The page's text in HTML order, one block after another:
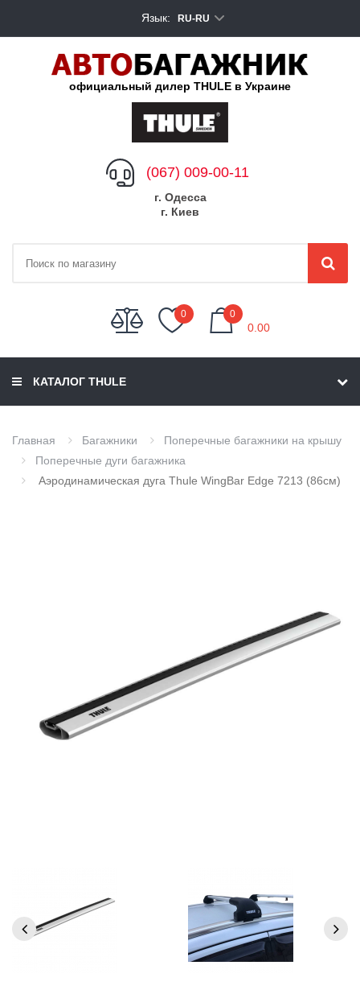
Язык: RU-RU
официальный дилер THULE в Украине
(067) 009-00-11
г. Одесса
г. Киев
0 0
0.00
КАТАЛОГ THULE
Главная Багажники
Поперечные багажники на крышу
Поперечные дуги багажника
Аэродинамическая дуга Thule WingBar Edge 7213 (86см)